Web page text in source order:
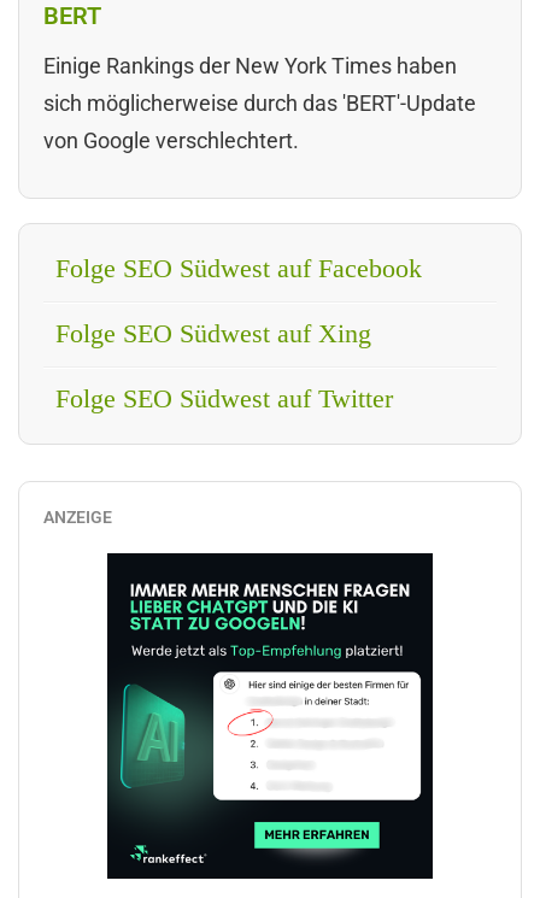
BERT
Einige Rankings der New York Times haben
sich möglicherweise durch das 'BERT'-Update
von Google verschlechtert.
Folge SEO Südwest auf Facebook
Folge SEO Südwest auf Xing
Folge SEO Südwest auf Twitter
ANZEIGE